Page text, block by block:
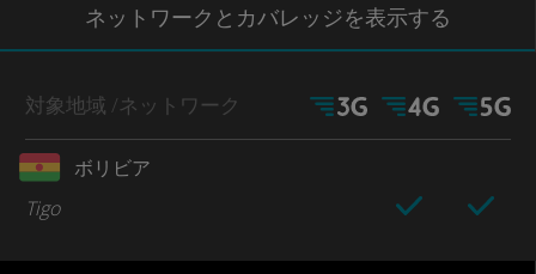
ネットワークとカバレッジを表示する
対象地域 /ネットワーク
ボリビア
Tigo